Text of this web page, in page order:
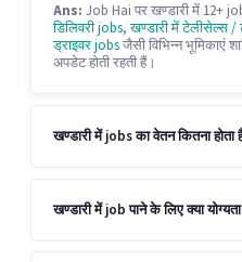
Ans: Job Hai पर खण्डारी में 12+
डिलिवरी jobs,खण्डारी में टेलीसेल्स /
ड्राइवर jobsजैसी विभिन्न भूमिकाएं
अपडेट होती रहती हैं।
खण्डारी में jobs का वेतन कितना होता
खण्डारी में job पाने के लिए क्या योग्यता